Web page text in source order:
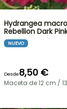
Hydrangea
Rebellion Dark
NUEVO
Desde8,50 €
Maceta de 12 cm /